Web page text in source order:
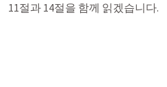
11절과 14절을 함께 읽겠습니다.